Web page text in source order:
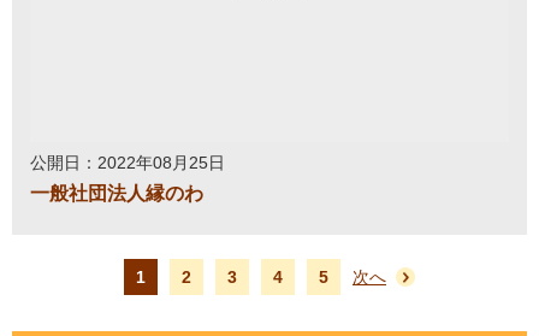
公開日：2022年08月25日
一般社団法人縁のわ
1 2 3 4 5 次へ